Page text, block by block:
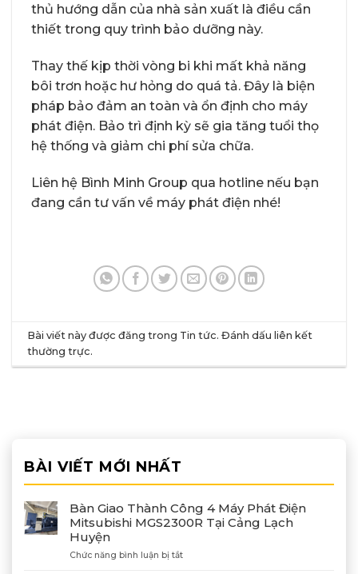
thủ hướng dẫn của nhà sản xuất là điều cần
thiết trong quy trình bảo dưỡng này.
Thay thế kịp thời vòng bi khi mất khả năng
bôi trơn hoặc hư hỏng do quá tả. Đây là biện
pháp bảo đảm an toàn và ổn định cho máy
phát điện. Bảo trì định kỳ sẽ gia tăng tuổi thọ
hệ thống và giảm chi phí sửa chữa.
Liên hệ Bình Minh Group qua hotline nếu bạn
đang cần tư vấn về máy phát điện nhé!
Bài viết này được đăng trong Tin tức. Đánh dấuliên kết
thường trực.
BÀI VIẾT MỚI NHẤT
Bàn Giao Thành Công 4 Máy Phát Điện
Mitsubishi MGS2300R Tại Cảng Lạch
Huyện
Chức năng bình luận bị tắtở